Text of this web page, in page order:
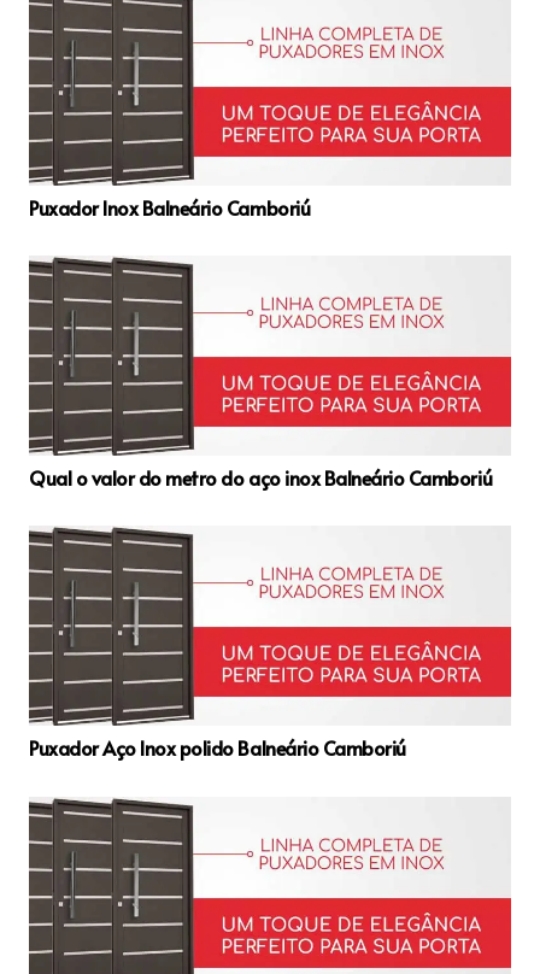
Puxador Inox Balneário Camboriú
Qual o valor do metro do aço inox Balneário Camboriú
Puxador Aço Inox polido Balneário Camboriú